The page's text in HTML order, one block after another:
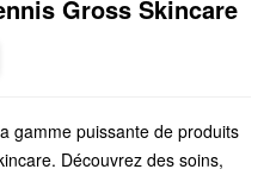
Gross Skincare
gamme puissante de produits
Découvrez des soins,